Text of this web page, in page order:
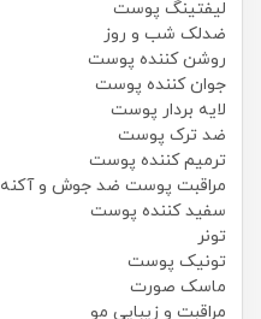
لیفتینگ پوست
ضدلک شب و روز
روشن کننده پوست
جوان کننده پوست
لایه بردار پوست
ضد ترک پوست
ترمیم کننده پوست
مراقبت پوست ضد جوش و آکنه
سفید کننده پوست
تونر
تونیک پوست
ماسک صورت
مراقبت و زیبایی مو